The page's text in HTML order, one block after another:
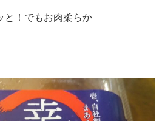
と！でもお肉柔らか